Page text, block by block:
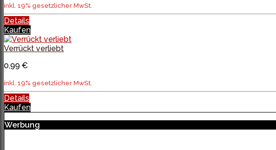
inkl. 19% gesetzlicher MwSt.
Details
Kaufen
Verrückt verliebt
0,99 €
inkl. 19% gesetzlicher MwSt.
Details
Kaufen
Werbung